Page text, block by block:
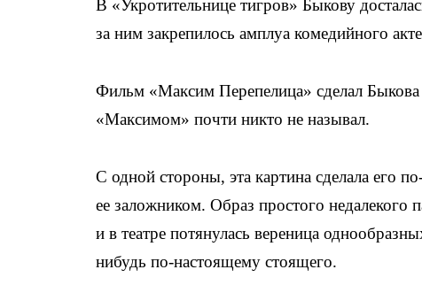
В «Укротительнице тигров» Быкову
за ним закрепилось амплуа комедийного
Фильм «Максим Перепелица» сделал
«Максимом» почти никто не называл.
С одной стороны, эта картина сделала его
ее заложником. Образ простого недалекого
и в театре потянулась вереница
нибудь по-настоящему стоящего.